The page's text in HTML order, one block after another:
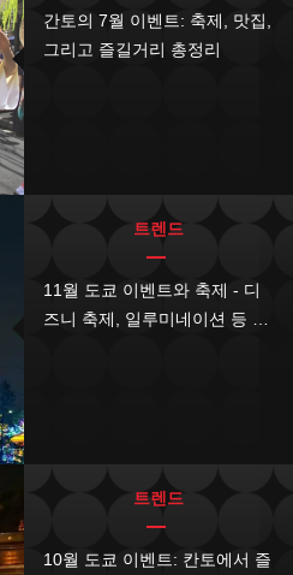
간토의 7월 이벤트: 축제, 맛집,
그리고 즐길거리 총정리
트렌드
11월 도쿄 이벤트와 축제 - 디
즈니 축제, 일루미네이션 등 즐
트렌드
10월 도쿄 이벤트: 칸토에서 즐